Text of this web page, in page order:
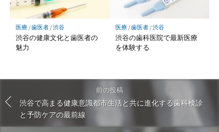
医療/歯医者/渋谷
渋谷の健康文化と歯医者の
魅力
医療/歯医者/渋谷
渋谷の歯科医院で最新医療
を体験する
前の投稿
渋谷で高まる健康意識都市生活と共に進化する歯科検診
と予防ケアの最前線